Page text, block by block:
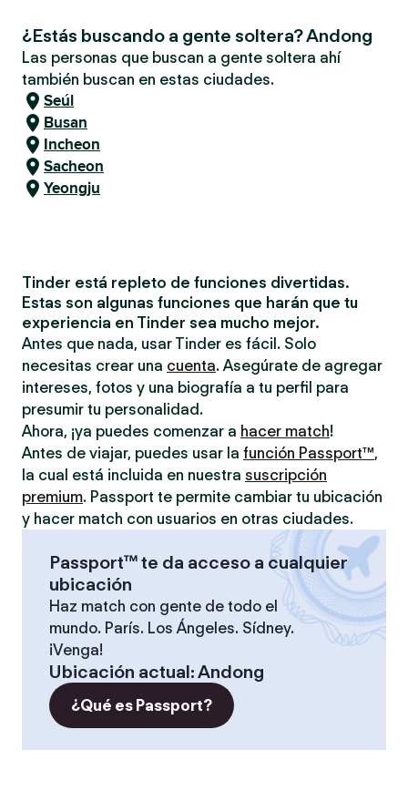
¿Estás buscando a gente soltera? Andong
Las personas que buscan a gente soltera ahí
también buscan en estas ciudades.
Seúl
Busan
Incheon
Sacheon
Yeongju
Tinder está repleto de funciones divertidas.
Estas son algunas funciones que harán que tu
experiencia en Tinder sea mucho mejor.
Antes que nada, usar Tinder es fácil. Solo
necesitas crear una cuenta. Asegúrate de agregar
intereses, fotos y una biografía a tu perfil para
presumir tu personalidad.
Ahora, ¡ya puedes comenzar a hacer match!
Antes de viajar, puedes usar la función Passport™,
la cual está incluida en nuestra suscripción
premium. Passport te permite cambiar tu ubicación
y hacer match con usuarios en otras ciudades.
Passport™ te da acceso a cualquier
ubicación
Haz match con gente de todo el
mundo. París. Los Ángeles. Sídney.
¡Venga!
Ubicación actual:Andong
¿Qué es Passport?